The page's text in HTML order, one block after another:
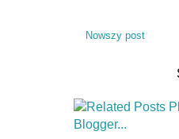
Nowszy post